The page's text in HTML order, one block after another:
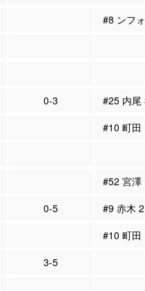
#8 ンフ
0-3
#25 内尾
#10 町田
#52 宮澤
0-5
#9 赤木
#10 町田
3-5